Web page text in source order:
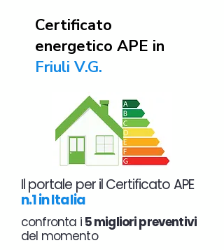
Certificato
energetico APE in
Friuli V.G.
Il portale per il Certificato APE
n.1 in Italia
confronta i 5 migliori preventivi
del momento